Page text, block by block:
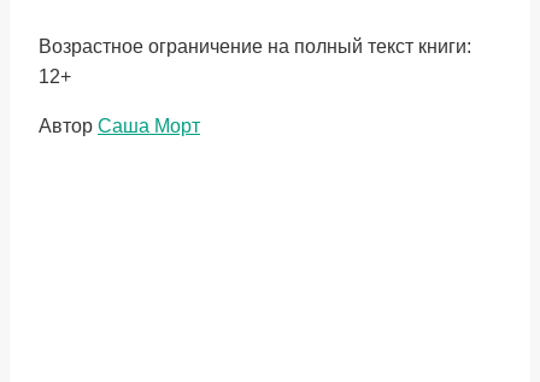
Возрастное ограничение на полный текст книги:
12+
Метки
Автор Саша Морт